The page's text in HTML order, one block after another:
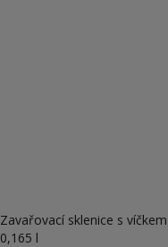
Zavařovací sklenice s víčkem
0,165 l